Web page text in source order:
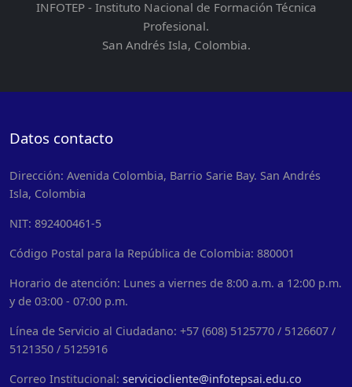
INFOTEP - Instituto Nacional de Formación Técnica
Profesional.
San Andrés Isla, Colombia.
Datos contacto
Dirección: Avenida Colombia, Barrio Sarie Bay. San Andrés
Isla, Colombia
NIT: 892400461-5
Código Postal para la República de Colombia: 880001
Horario de atención: Lunes a viernes de 8:00 a.m. a 12:00 p.m.
y de 03:00 - 07:00 p.m.
Línea de Servicio al Ciudadano: +57 (608) 5125770 / 5126607 /
5121350 / 5125916
Correo Institucional: serviciocliente@infotepsai.edu.co